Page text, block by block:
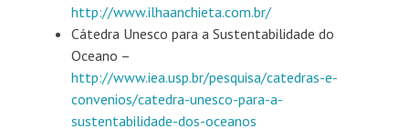
http://www.ilhaanchieta.com.br/
Cátedra Unesco para a Sustentabilidade do
Oceano –
http://www.iea.usp.br/pesquisa/catedras-e-
convenios/catedra-unesco-para-a-
sustentabilidade-dos-oceanos